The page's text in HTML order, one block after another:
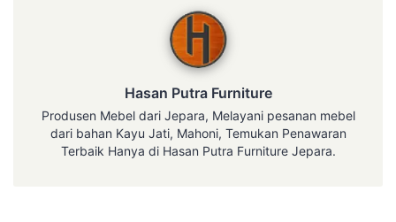
Hasan Putra Furniture
Produsen Mebel dari Jepara, Melayani pesanan mebel
dari bahan Kayu Jati, Mahoni, Temukan Penawaran
Terbaik Hanya di Hasan Putra Furniture Jepara.